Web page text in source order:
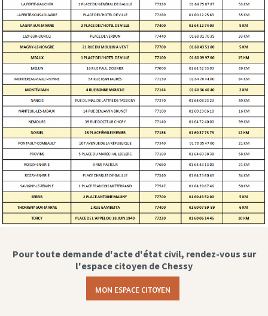
Pour toute demande d'acte d'état civil, rendez-vous sur
l'espace citoyen de Chessy
MON ESPACE CITOYEN